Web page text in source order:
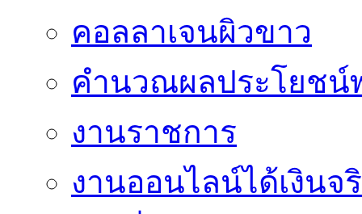
คอลลาเจนผิวขาว
คำนวณผลประโยชน์
งานราชการ
งานออนไลน์ได้เงินจ